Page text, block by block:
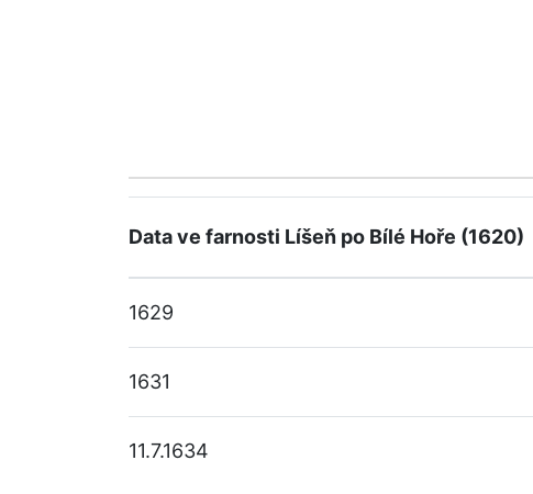
Data ve farnosti Líšeň po Bílé Hoře (1620)
1629
1631
11.7.1634